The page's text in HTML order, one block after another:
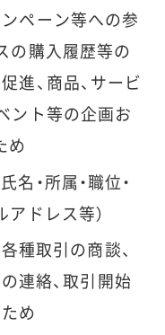
ペーン等への参
の購入履歴等の
進、商品、サービ
ント等の企画お
め
名・所属・職位・
アドレス等）
種取引の商談、
連絡、取引開始
め